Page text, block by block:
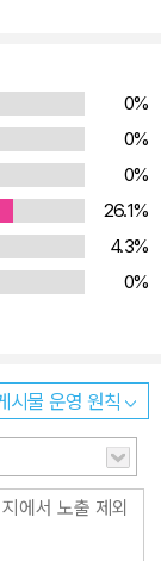
0%
0%
0%
26.1%
4.3%
0%
시물 운영 원칙